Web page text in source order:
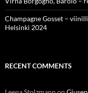
Champagne Gosset –
Helsinki 2024
RECENT COMMENTS